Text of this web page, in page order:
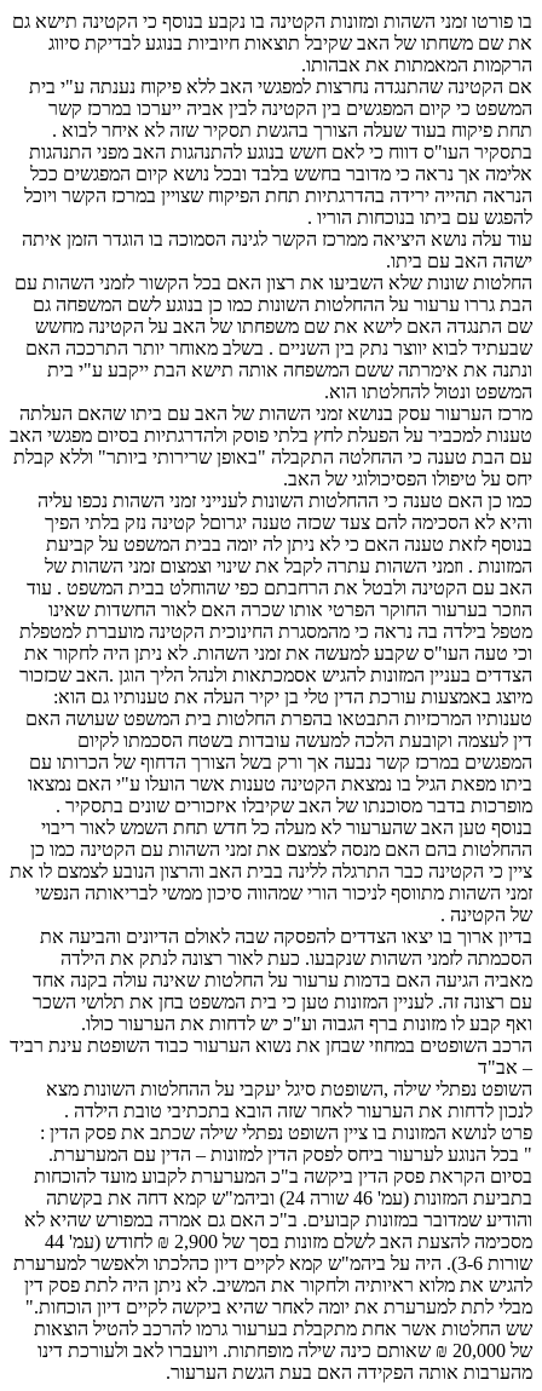
בו פורטו זמני השהות ומזונות הקטינה בו נקבע בנוסף כי הקטינה תישא גם
את שם משחתו של האב שקיבל תוצאות חיוביות בנוגע לבדיקת סיווג
הרקמות המאמתות את אבהותו.
אם הקטינה שהתנגדה נחרצות למפגשי האב ללא פיקוח נענתה ע"י בית
המשפט כי קיום המפגשים בין הקטינה לבין אביה ייערכו במרכז קשר
תחת פיקוח בעוד שעלה הצורך בהגשת תסקיר שזה לא איחר לבוא .
בתסקיר העו"ס דווח כי לאם חשש בנוגע להתנהגות האב מפני התנהגות
אלימה אך נראה כי מדובר בחשש בלבד ובכל נושא קיום המפגשים ככל
הנראה תהייה ירידה בהדרגתיות תחת הפיקוח שצויין במרכז הקשר ויוכל
להפגש עם ביתו בנוכחות הוריו .
עוד עלה נושא היציאה ממרכז הקשר לגינה הסמוכה בו הוגדר הזמן איתה
ישהה האב עם ביתו.
החלטות שונות שלא השביעו את רצון האם בכל הקשור לזמני השהות עם
הבת גררו ערעור על ההחלטות השונות כמו כן בנוגע לשם המשפחה גם
שם התנגדה האם לישא את שם משפחתו של האב על הקטינה מחשש
שבעתיד לבוא יווצר נתק בין השניים . בשלב מאוחר יותר התרככה האם
ונתנה את אימרתה ששם המשפחה אותה תישא הבת ייקבע ע"י בית
המשפט ונטול להחלטתו הוא.
מרכז הערעור עסק בנושא זמני השהות של האב עם ביתו שהאם העלתה
טענות למכביר על הפעלת לחץ בלתי פוסק ולהדרגתיות בסיום מפגשי האב
עם הבת טענה כי ההחלטה התקבלה "באופן שרירותי ביותר" וללא קבלת
יחס על טיפולו הפסיכולוגי של האב.
כמו כן האם טענה כי ההחלטות השונות לענייני זמני השהות נכפו עליה
והיא לא הסכימה להם צעד שכזה טענה יגרוםל קטינה נזק בלתי הפיך
בנוסף לזאת טענה האם כי לא ניתן לה יומה בבית המשפט על קביעת
המזונות . וזמני השהות עתרה לקבל את שינוי וצמצום זמני השהות של
האב עם הקטינה ולבטל את הרחבתם כפי שהוחלט בבית המשפט . עוד
הוזכר בערעור החוקר הפרטי אותו שכרה האם לאור החשדות שאינו
מטפל בילדה בה נראה כי מהמסגרת החינוכית הקטינה מועברת למטפלת
וכי טעה העו"ס שקבע למעשה את זמני השהות. לא ניתן היה לחקור את
הצדדים בעניין המזונות להגיש אסמכתאות ולנהל הליך הוגן .האב שכזכור
מיוצג באמצעות עורכת הדין טלי בן יקיר העלה את טענותיו גם הוא:
טענותיו המרכזיות התבטאו בהפרת החלטות בית המשפט שעושה האם
דין לעצמה וקובעת הלכה למעשה עובדות בשטח הסכמתו לקיום
המפגשים במרכז קשר נבעה אך ורק בשל הצורך הדחוף של הכרותו עם
ביתו מפאת הגיל בו נמצאת הקטינה טענות אשר הועלו ע"י האם נמצאו
מופרכות בדבר מסוכנתו של האב שקיבלו איזכורים שונים בתסקיר .
בנוסף טען האב שהערעור לא מעלה כל חדש תחת השמש לאור ריבוי
ההחלטות בהם האם מנסה לצמצם את זמני השהות עם הקטינה כמו כן
ציין כי הקטינה כבר התרגלה ללינה בבית האב והרצון הנובע לצמצם לו את
זמני השהות מתווסף לניכור הורי שמהווה סיכון ממשי לבריאותה הנפשי
של הקטינה .
בדיון ארוך בו יצאו הצדדים להפסקה שבה לאולם הדיונים והביעה את
הסכמתה לזמני השהות שנקבעו. כעת לאור רצונה לנתק את הילדה
מאביה הגיעה האם בדמות ערעור על החלטות שאינה עולה בקנה אחד
עם רצונה זה. לעניין המזונות טען כי בית המשפט בחן את תלושי השכר
ואף קבע לו מזונות ברף הגבוה וע"כ יש לדחות את הערעור כולו.
הרכב השופטים במחוזי שבחן את נשוא הערעור כבוד השופטת עינת רביד
– אב"ד
השופט נפתלי שילה ,השופטת סיגל יעקבי על ההחלטות השונות מצא
לנכון לדחות את הערעור לאחר שזה הובא בתכתיבי טובת הילדה .
פרט לנושא המזונות בו ציין השופט נפתלי שילה שכתב את פסק הדין :
" בכל הנוגע לערעור ביחס לפסק הדין למזונות – הדין עם המערערת.
בסיום הקראת פסק הדין ביקשה ב"כ המערערת לקבוע מועד להוכחות
בתביעת המזונות (עמ' 46 שורה 24) וביהמ"ש קמא דחה את בקשתה
והודיע שמדובר במזונות קבועים. ב"כ האם גם אמרה במפורש שהיא לא
מסכימה להצעת האב לשלם מזונות בסך של 2,900 ₪ לחודש (עמ' 44
שורות 3-6). היה על ביהמ"ש קמא לקיים דיון כהלכתו ולאפשר למערערת
להגיש את מלוא ראיותיה ולחקור את המשיב. לא ניתן היה לתת פסק דין
מבלי לתת למערערת את יומה לאחר שהיא ביקשה לקיים דיון הוכחות."
שש החלטות אשר אחת מתקבלת בערעור גרמו להרכב להטיל הוצאות
של 20,000 ₪ שאותם כינה שילה מופחתות. ויועברו לאב ולעורכת דינו
מהערבות אותה הפקידה האם בעת הגשת הערעור.